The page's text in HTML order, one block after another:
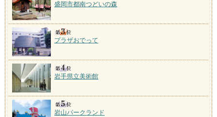
盛岡市都南つどいの森
プラザおでって
岩手県立美術館
岩山パークランド